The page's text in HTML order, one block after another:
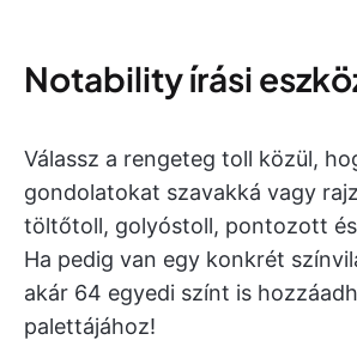
Notability írási
Válassz a rengeteg toll közül,
gondolatokat szavakká vagy
töltőtoll, golyóstoll, pontozott
Ha pedig van egy konkrét
akár 64 egyedi színt is
palettájához!